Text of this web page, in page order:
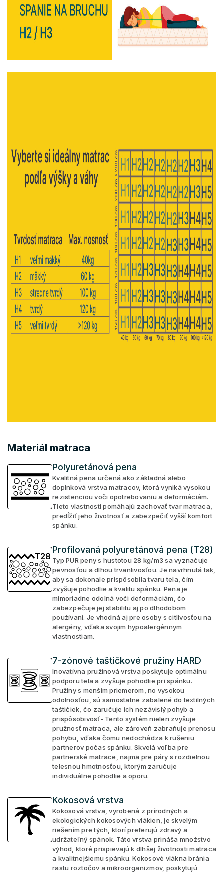
Materiál matraca
Polyuretánová pena
Kvalitná pena určená ako základná alebo
doplnková vrstva matracov, ktorá vyniká vysokou
rezistenciou voči opotrebovaniu a deformáciám.
Tieto vlastnosti pomáhajú zachovať tvar matraca,
predĺžiť jeho životnosť a zabezpečiť vyšší komfort
spánku.
Profilovaná polyuretánová pena (T28)
Typ PUR peny s hustotou 28 kg/m3 sa vyznačuje
pevnosťou a dlhou trvanlivosťou. Je navrhnutá tak,
aby sa dokonale prispôsobila tvaru tela, čím
zvyšuje pohodlie a kvalitu spánku. Pena je
mimoriadne odolná voči deformáciám, čo
zabezpečuje jej stabilitu aj po dlhodobom
používaní. Je vhodná aj pre osoby s citlivosťou na
alergény, vďaka svojim hypoalergénnym
vlastnostiam.
7-zónové taštičkové pružiny HARD
Inovatívna pružinová vrstva poskytuje optimálnu
podporu tela a zvyšuje pohodlie pri spánku.
Pružiny s menším priemerom, no vysokou
odolnosťou, sú samostatne zabalené do textilných
taštičiek, čo zaručuje ich nezávislý pohyb a
prispôsobivosť- Tento systém nielen zvyšuje
pružnosť matraca, ale zároveň zabraňuje prenosu
pohybu, vďaka čomu nedochádza k rušeniu
partnerov počas spánku. Skvelá voľba pre
partnerské matrace, najmä pre páry s rozdielnou
telesnou hmotnosťou, ktorým zaručuje
individuálne pohodlie a oporu.
Kokosová vrstva
Kokosová vrstva, vyrobená z prírodných a
ekologických kokosových vlákien, je skvelým
riešením pre tých, ktorí preferujú zdravý a
udržateľný spánok. Táto vrstva prináša množstvo
výhod, ktoré prispievajú k dlhšej životnosti matraca
a kvalitnejšiemu spánku. Kokosové vlákna bránia
rastu roztočov a mikroorganizmov, poskytujú